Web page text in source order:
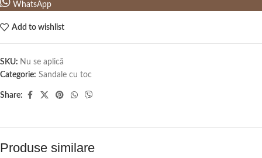
WhatsApp
Add to wishlist
SKU: Nu se aplică
Categorie: Sandale cu toc
Share:
Produse similare